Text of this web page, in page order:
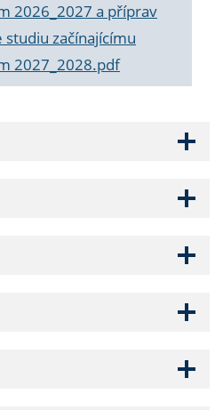
2026_2027 a příprav
začínajícímu
2027_2028.pdf